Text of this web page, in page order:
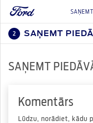
2 SAŅEMT
SAŅEMT
Komentārs
Lūdzu, norādiet, kādu